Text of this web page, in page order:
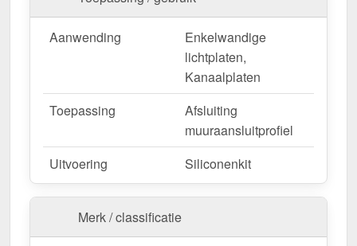
Aanwending
Enkelwandige
lichtplaten,
Kanaalplaten
Toepassing
Afsluiting
muuraansluitprofiel
Uitvoering
Siliconenkit
Merk / classificatie